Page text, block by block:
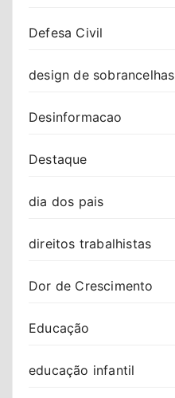
Defesa Civil
design de sobrancelhas
Desinformacao
Destaque
dia dos pais
direitos trabalhistas
Dor de Crescimento
Educação
educação infantil